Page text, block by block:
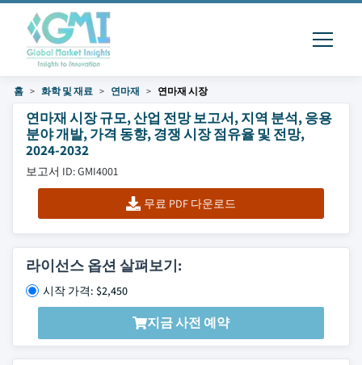
홈 화학 및 재료 연마재 연마재 시장
연마재 시장 규모, 산업 전망 보고서, 지역 분석, 응용
분야 개발, 가격 동향, 경쟁 시장 점유율 및 전망,
2024-2032
보고서 ID: GMI4001
무료 PDF 다운로드
라이선스 옵션 살펴보기:
시작 가격: $2,450
지금 사전 예약